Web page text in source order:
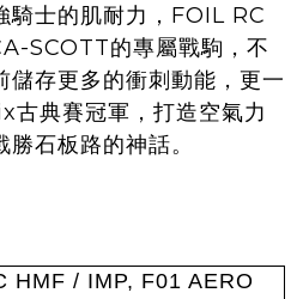
騎士的肌耐力，FOIL RC
SCOTT的專屬戰駒，不
儲存更多的衝刺動能，更一
典賽冠軍，打造空氣力
石板路的神話。
HMF / IMP, F01 AERO